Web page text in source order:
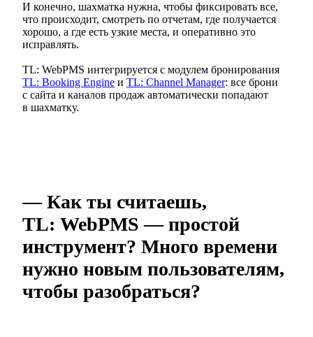
И конечно, шахматка нужна, чтобы фиксировать все,
что происходит, смотреть по отчетам, где получается
хорошо, а где есть узкие места, и оперативно это
исправлять.
TL: WebPMS интегрируется с модулем бронирования
TL: Booking Engine и TL: Channel Manager: все брони
с сайта и каналов продаж автоматически попадают
в шахматку.
— Как ты считаешь,
TL: WebPMS — простой
инструмент? Много времени
нужно новым пользователям,
чтобы разобраться?